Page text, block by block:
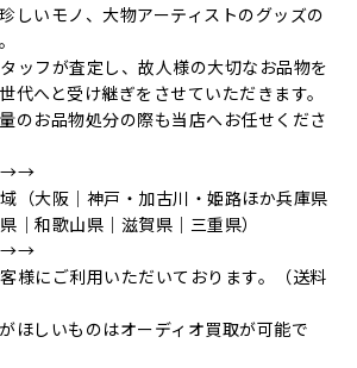
しいモノ、大物アーティストのグッズの
ッフが査定し、故人様の大切なお品物を
代へと受け継ぎをさせていただきます。
のお品物処分の際も当店へお任せくださ
大阪｜神戸・加古川・姫路ほか兵庫県
｜和歌山県｜滋賀県｜三重県）
にご利用いただいております。（送料
ほしいものはオーディオ買取が可能で